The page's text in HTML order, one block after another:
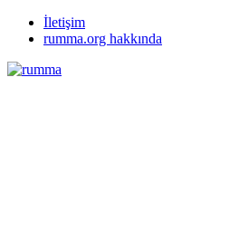
İletişim
rumma.org hakkında